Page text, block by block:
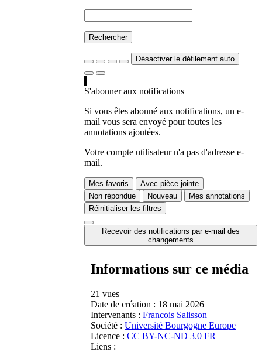
Rechercher
Désactiver le défilement auto
S'abonner aux notifications
Si vous êtes abonné aux notifications, un e-
mail vous sera envoyé pour toutes les
annotations ajoutées.
Votre compte utilisateur n'a pas d'adresse e-
mail.
Mes favoris
Avec pièce jointe
Non répondue
Nouveau
Mes annotations
Réinitialiser les filtres
Recevoir des notifications par e-mail des
changements
Informations sur ce média
21 vues
Date de création : 18 mai 2026
Intervenants : Francois Salisson
Société : Université Bourgogne Europe
Licence : CC BY-NC-ND 3.0 FR
Liens :